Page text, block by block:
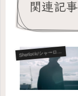
関連記事
Sherlock/シャーロック-S2